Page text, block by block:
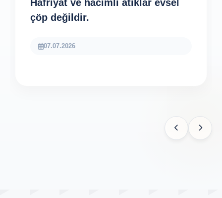
Hafriyat ve hacimli atıklar evsel
çöp değildir.
07.07.2026